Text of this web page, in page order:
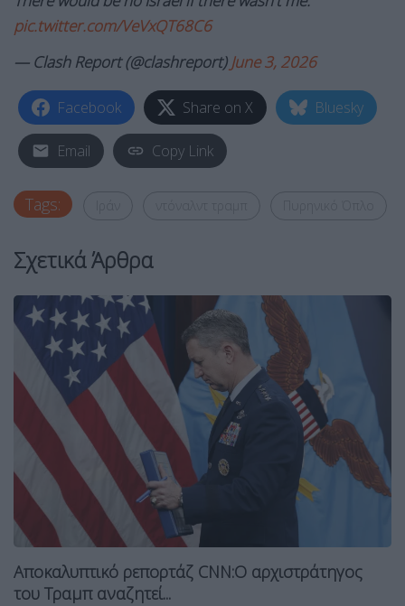
pic.twitter.com/VeVxQT68C6
— Clash Report (@clashreport) June 3, 2026
Facebook Share on X Bluesky
Email Copy Link
Tags:
Σχετικά Άρθρα
Αποκαλυπτικό ρεπορτάζ CNN:Ο αρχιστράτηγος
του Τραμπ αναζητεί...